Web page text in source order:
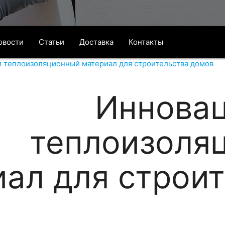
Статьи Доставка Контакты
материал для строительства домов
для